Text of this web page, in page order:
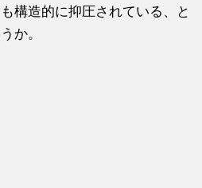
構造的に抑圧されている、と
か。